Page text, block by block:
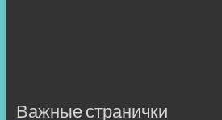
Важные странички